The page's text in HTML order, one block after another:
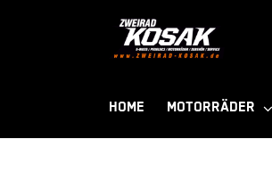
HOME MOTORRÄDER